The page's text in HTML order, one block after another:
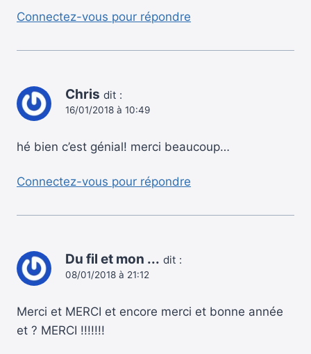
Connectez-vous pour répondre
Chris dit :
16/01/2018 à 10:49
hé bien c’est génial! merci beaucoup…
Connectez-vous pour répondre
Du fil et mon ... dit :
08/01/2018 à 21:12
Merci et MERCI et encore merci et bonne année
et ? MERCI !!!!!!!